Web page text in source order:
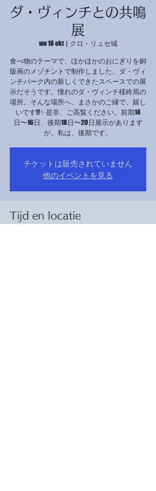
ダ・ヴィンチとの共鳴
展
wo 18 okt
  |
クロ・リュセ城
食べ物のテーマで、ほかほかのおにぎりを銅
版画のメゾチントで制作しました。ダ・ヴィ
ンチパーク内の新しくできたスペースでの展
示だそうです。憧れのダ・ヴィンチ様終焉の
場所。そんな場所へ、まさかのご縁で、嬉し
いです!!✨是非、ご高覧ください。前期14
日〜16日、後期18日〜20日展示があります
が、私は、後期です。
チケットは販売されていません
他のイベントを見る
Tijd en locatie